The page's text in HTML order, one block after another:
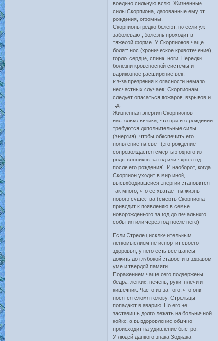
воедино сильную волю. Жизненные
силы Скорпиона, дарованные ему от
рождения, огромны.
Скорпионы редко болеют, но если уж
заболевают, болезнь проходит в
тяжелой форме. У Скорпионов чаще
болят: нос (хроническое кровотечение),
горло, сердце, спина, ноги. Нередки
болезни кровеносной системы и
варикозное расширение вен.
Из-за презрения к опасности немало
несчастных случаев; Скорпионам
следует опасаться пожаров, взрывов и
т.д.
Жизненная энергия Скорпионов
настолько велика, что при его рождении
требуются дополнительные силы
(энергия), чтобы обеспечить его
появление на свет (его рождение
сопровождается смертью одного из
родственников за год или через год
после его рождения). И наоборот, когда
Скорпион уходит в мир иной,
высвободившейся энергии становится
так много, что ее хватает на жизнь
нового существа (смерть Скорпиона
приводит к появлению в семье
новорожденного за год до печального
события или через год после него).
Если Стрелец исключительным
легкомыслием не испортит своего
здоровья, у него есть все шансы
дожить до глубокой старости в здравом
уме и твердой памяти.
Поражением чаще сего подвержены
бедра, легкие, печень, руки, плечи и
кишечник. Часто из-за того, что они
носятся сломя голову, Стрельцы
попадают в аварию. Но его не
заставишь долго лежать на больничной
койке, а выздоровление обычно
происходит на удивление быстро.
У людей данного знака Зодиака